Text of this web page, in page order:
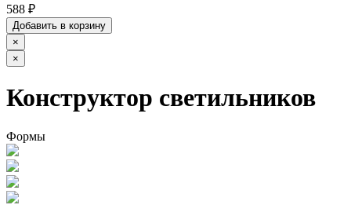
588 ₽
Добавить в корзину
×
×
Конструктор светильников
Формы